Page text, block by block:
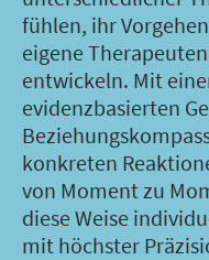
fühlen, ihr
eigene
entwickeln. Mit
evidenzbasierten
konkreten
von Moment zu
diese Weise
mit höchster